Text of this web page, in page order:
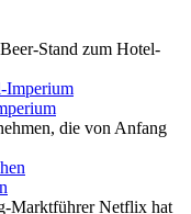
Stand zum Hotel-
die von Anfang
Marktführer Netflix hat